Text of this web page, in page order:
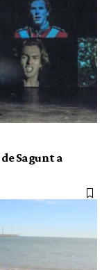
Sagunt a